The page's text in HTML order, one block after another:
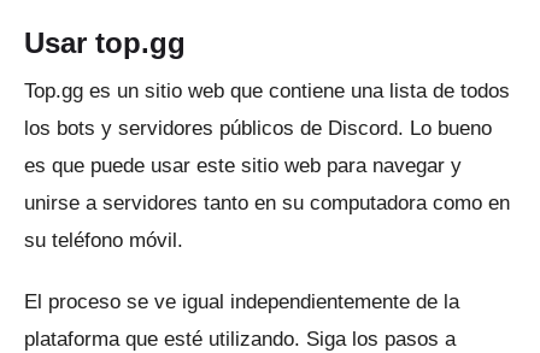
Usar top.gg
Top.gg es un sitio web que contiene una lista de todos
los bots y servidores públicos de Discord. Lo bueno
es que puede usar este sitio web para navegar y
unirse a servidores tanto en su computadora como en
su teléfono móvil.
El proceso se ve igual independientemente de la
plataforma que esté utilizando. Siga los pasos a